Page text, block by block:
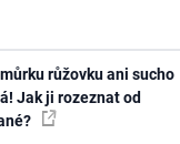
růžovku ani sucho
Jak ji rozeznat od